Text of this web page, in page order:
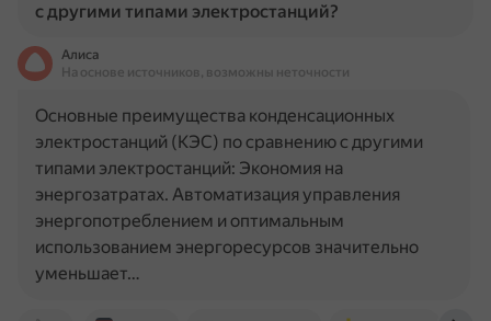
с другими типами электростанций?
Алиса
На основе источников, возможны неточности
Основные преимущества конденсационных
электростанций (КЭС) по сравнению с другими
типами электростанций: Экономия на
энергозатратах. Автоматизация управления
энергопотреблением и оптимальным
использованием энергоресурсов значительно
уменьшает…